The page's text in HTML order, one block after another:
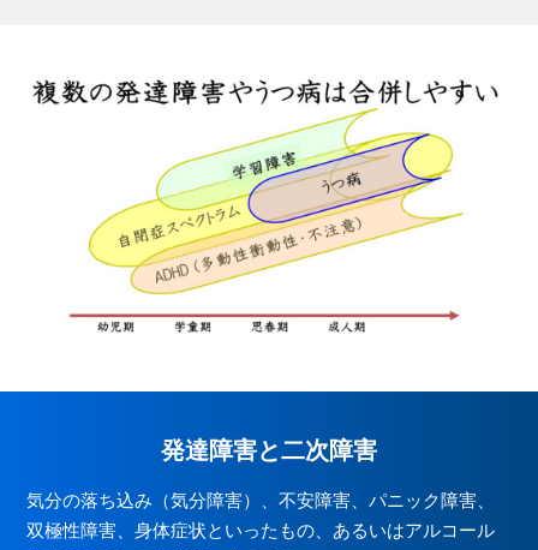
発達障害と二次障害
気分の落ち込み（気分障害）、不安障害、パニック障害、
双極性障害、身体症状といったもの、 あるいはアルコール